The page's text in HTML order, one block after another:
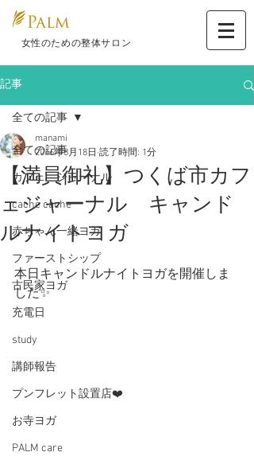
​ 女性のための整体サロン
記事
全ての記事
カフェ ジャーナル
cache cache
赤ちゃん一緒ヨガ
ファーストシップ
古民家ヨガ
充電日
study
講師報告
プンフレット設置店❤️
お寺ヨガ
PALM care
全ての記事
【満員御礼】つくば市カフ
ェジャーナル キャンド
ルナイトヨガ
manami
2016年8月18日 読了時間: 1分
本日キャンドルナイトヨガを開催しま
した✨